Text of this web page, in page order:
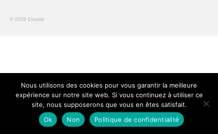
© 2026 Corydis
Nous utilisons des cookies pour vous garantir la meilleure
expérience sur notre site web. Si vous continuez à utiliser ce
site, nous supposerons que vous en êtes satisfait.
Ok
Non Politique de confidentialité